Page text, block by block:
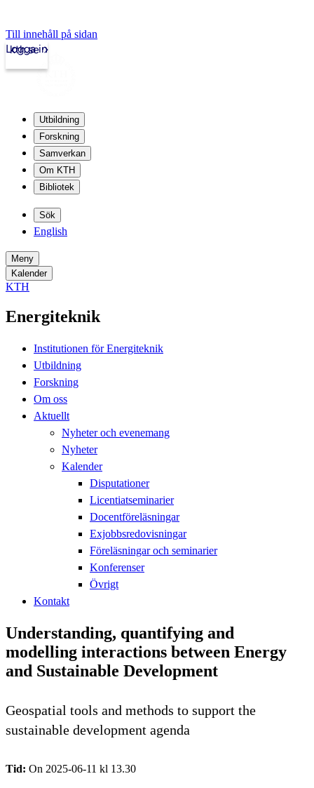
Till innehåll på sidan
kth.se
Logga in
Utbildning
Forskning
Samverkan
Om KTH
Bibliotek
Sök
English
Meny
Kalender
KTH
Energiteknik
Institutionen för Energiteknik
Utbildning
Forskning
Om oss
Aktuellt
Nyheter och evenemang
Nyheter
Kalender
Disputationer
Licentiatseminarier
Docentföreläsningar
Exjobbsredovisningar
Föreläsningar och seminarier
Konferenser
Övrigt
Kontakt
Understanding, quantifying and
modelling interactions between Energy
and Sustainable Development
Geospatial tools and methods to support the
sustainable development agenda
Tid: On 2025-06-11 kl 13.30